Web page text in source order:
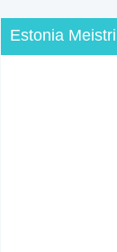
Estonia